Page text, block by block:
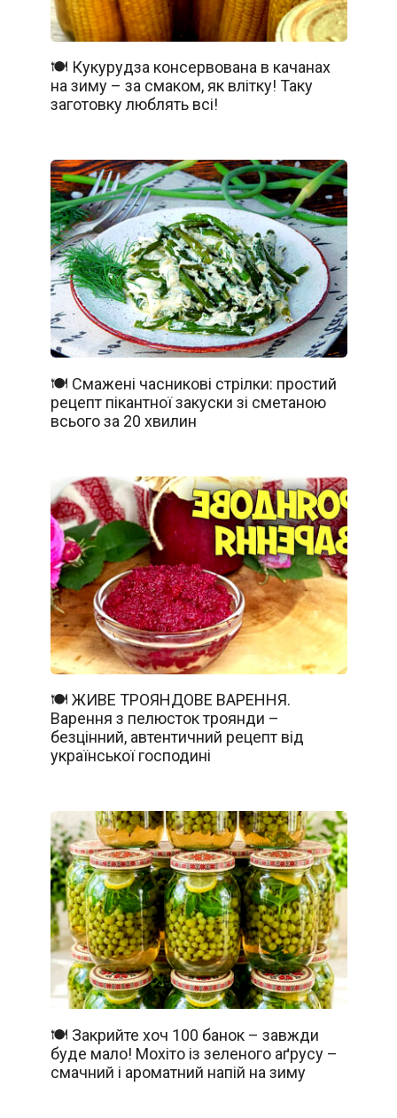
🍽️ Кукурудза консервована в качанах
на зиму – за смаком, як влітку! Таку
заготовку люблять всі!
🍽️ Смажені часникові стрілки: простий
рецепт пікантної закуски зі сметаною
всього за 20 хвилин
🍽️ ЖИВЕ ТРОЯНДОВЕ ВАРЕННЯ.
Варення з пелюсток троянди –
безцінний, автентичний рецепт від
української господині
🍽️ Закрийте хоч 100 банок – завжди
буде мало! Мохіто із зеленого аґрусу –
смачний і ароматний напій на зиму